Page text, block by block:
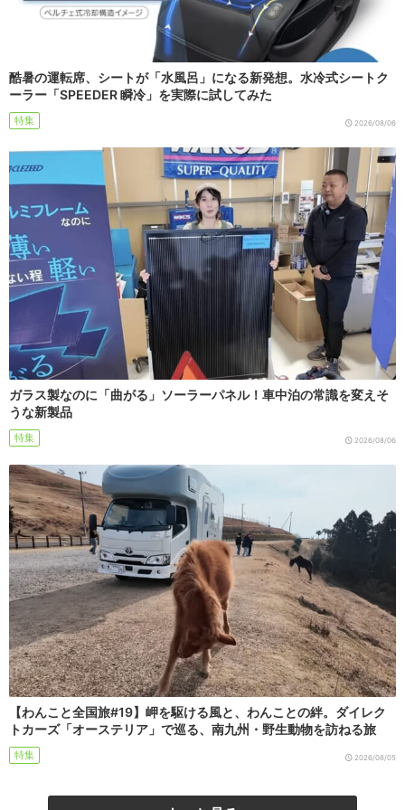
酷暑の運転席、シートが「水風呂」になる新発想。水冷式シートク
ーラー「SPEEDER 瞬冷」を実際に試してみた
特集 2026/08/06
ガラス製なのに「曲がる」ソーラーパネル！車中泊の常識を変えそ
うな新製品
特集 2026/08/06
【わんこと全国旅#19】岬を駆ける風と、わんことの絆。ダイレク
トカーズ「オーステリア」で巡る、南九州・野生動物を訪ねる旅
特集 2026/08/05